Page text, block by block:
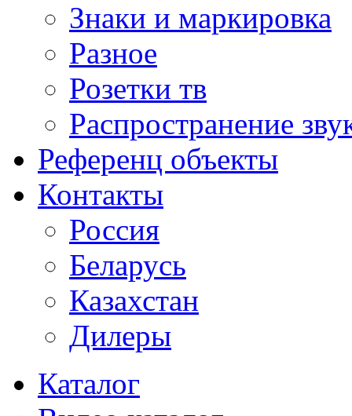
Знаки и маркировка
Разное
Розетки тв
Распространение
Референц объекты
Контакты
Россия
Беларусь
Казахстан
Дилеры
Каталог